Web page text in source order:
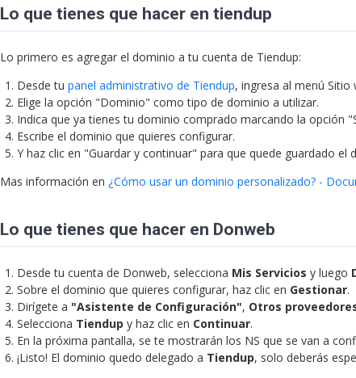
Lo que tienes que hacer en tiendup
Lo primero es agregar el dominio a tu cuenta de Tiendup:
Desde tu panel administrativo de Tiendup, ingresa al menú Sitio
Elige la opción "Dominio" como tipo de dominio a utilizar.
Indica que ya tienes tu dominio comprado marcando la opción
Escribe el dominio que quieres configurar.
Y haz clic en "Guardar y continuar" para que quede guardado el
Mas información en ¿Cómo usar un dominio personalizado? -
Lo que tienes que hacer en Donweb
Desde tu cuenta de Donweb, selecciona Mis Servicios y luego
Sobre el dominio que quieres configurar, haz clic en Gestionar.
Dirígete a "Asistente de Configuración", Otros
Selecciona Tiendup y haz clic en Continuar.
En la próxima pantalla, se te mostrarán los NS que se van a
¡Listo! El dominio quedo delegado a Tiendup, solo deberás